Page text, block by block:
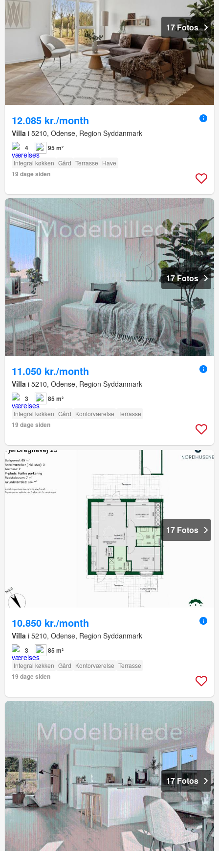
17 Fotos
12.085 kr./month
Villa i 5210, Odense, Region Syddanmark
4 95 m²
Integral køkken Gård Terrasse Have
19 dage siden
17 Fotos
11.050 kr./month
Villa i 5210, Odense, Region Syddanmark
3 85 m²
Integral køkken Gård Kontorværelse Terrasse
19 dage siden
17 Fotos
10.850 kr./month
Villa i 5210, Odense, Region Syddanmark
3 85 m²
Integral køkken Gård Kontorværelse Terrasse
19 dage siden
17 Fotos